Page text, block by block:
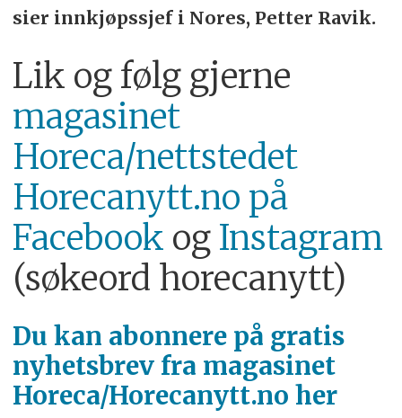
sier innkjøpssjef i Nores, Petter Ravik.
Lik og følg gjerne
magasinet
Horeca/nettstedet
Horecanytt.no på
Facebook og Instagram
(søkeord horecanytt)
Du kan abonnere på gratis
nyhetsbrev fra magasinet
Horeca/Horecanytt.no her